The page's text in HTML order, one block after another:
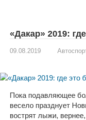
«Дакар» 2019:
09.08.2019
Пока подавляющее
весело празднует
вострят лыжи,